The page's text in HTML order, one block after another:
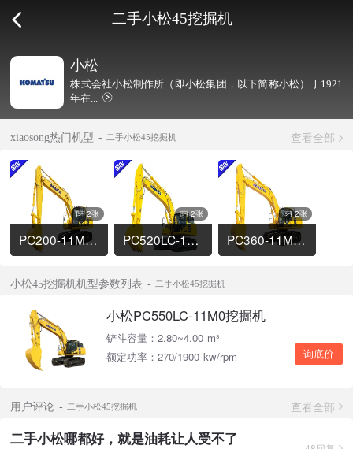
二手小松45挖掘机
小松
株式会社小松制作所（即小松集团，以下简称小松）于1921
年在...
xiaosong热门机型 二手小松45挖掘机 查看全部
2张
PC200-11M0挖掘机
2张
PC520LC-11M0挖掘机
2张
PC360-11M0挖掘机
小松45挖掘机机型参数列表 二手小松45挖掘机
小松PC550LC-11M0挖掘机
铲斗容量：2.80~4.00 m³
额定功率：270/1900 kw/rpm
询底价
用户评论 二手小松45挖掘机 查看全部
二手小松哪都好，就是油耗让人受不了